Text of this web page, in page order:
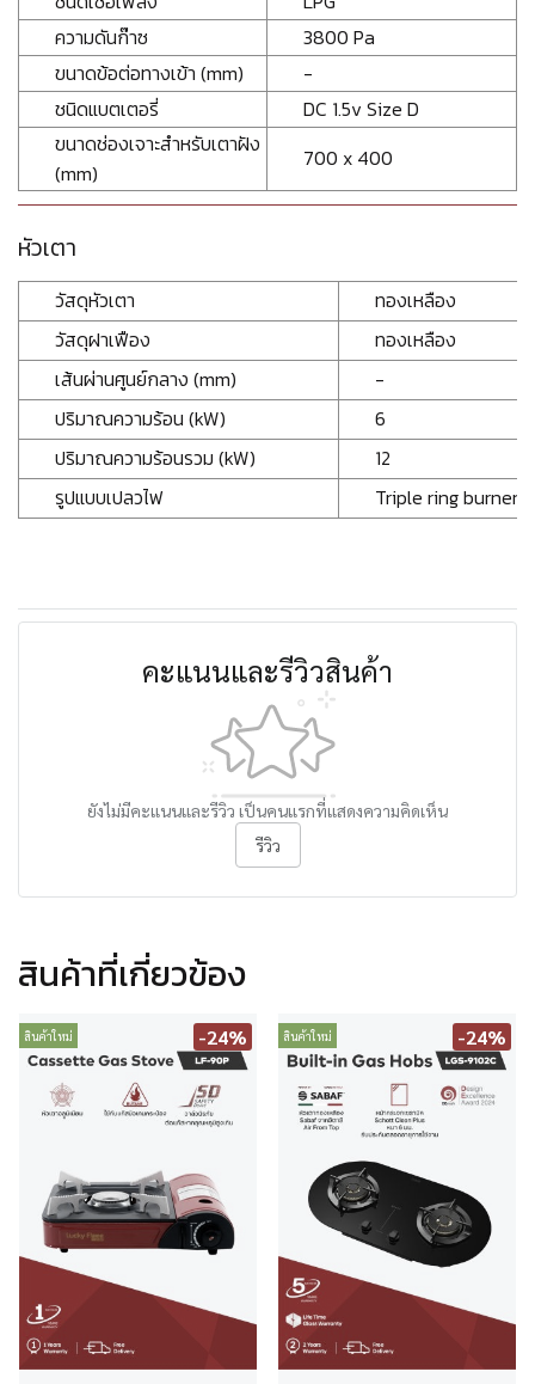
ความดันก๊าซ
3800 Pa
ขนาดข้อต่อทางเข้า (mm)
-
ชนิดแบตเตอรี่
DC 1.5v Size D
ขนาดช่องเจาะสำหรับเตาฝัง
(mm)
700 x 400
หัวเตา
วัสดุหัวเตา
ทองเหลือง
วัสดุฝาเฟือง
ทองเหลือง
เส้นผ่านศูนย์กลาง (mm)
-
ปริมาณความร้อน (kW)
6
ปริมาณความร้อนรวม (kW)
12
รูปแบบเปลวไฟ
Triple ring burner
คะแนนและรีวิวสินค้า
ยังไม่มีคะแนนและรีวิว เป็นคนแรกที่แสดงความคิดเห็น
รีวิว
สินค้าที่เกี่ยวข้อง
สินค้าใหม่ -24% สินค้าใหม่ -24%